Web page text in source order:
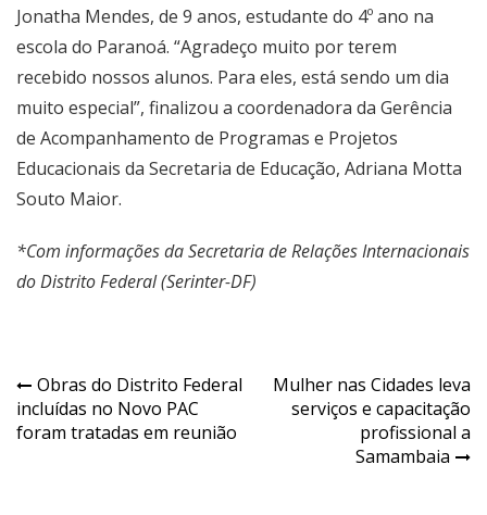
Jonatha Mendes, de 9 anos, estudante do 4º ano na
escola do Paranoá. “Agradeço muito por terem
recebido nossos alunos. Para eles, está sendo um dia
muito especial”, finalizou a coordenadora da Gerência
de Acompanhamento de Programas e Projetos
Educacionais da Secretaria de Educação, Adriana Motta
Souto Maior.
*Com informações da Secretaria de Relações Internacionais
do Distrito Federal (Serinter-DF)
Navegação
de
Obras do Distrito Federal
incluídas no Novo PAC
foram tratadas em reunião
Mulher nas Cidades leva
serviços e capacitação
profissional a
Samambaia